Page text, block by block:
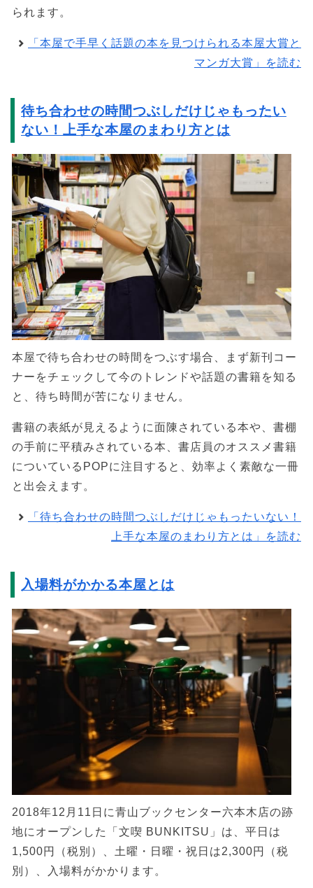
られます。
「本屋で手早く話題の本を見つけられる本屋大賞と
マンガ大賞」を読む
待ち合わせの時間つぶしだけじゃもったい
ない！上手な本屋のまわり方とは
本屋で待ち合わせの時間をつぶす場合、まず新刊コー
ナーをチェックして今のトレンドや話題の書籍を知る
と、待ち時間が苦になりません。
書籍の表紙が見えるように面陳されている本や、書棚
の手前に平積みされている本、書店員のオススメ書籍
についているPOPに注目すると、効率よく素敵な一冊
と出会えます。
「待ち合わせの時間つぶしだけじゃもったいない！
上手な本屋のまわり方とは」を読む
入場料がかかる本屋とは
2018年12月11日に青山ブックセンター六本木店の跡
地にオープンした「文喫 BUNKITSU」は、平日は
1,500円（税別）、土曜・日曜・祝日は2,300円（税
別）、入場料がかかります。